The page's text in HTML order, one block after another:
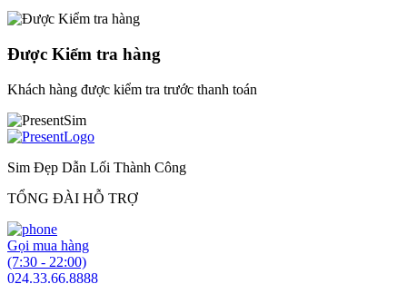
Được Kiểm tra hàng
Khách hàng được kiểm tra trước thanh toán
Sim Đẹp Dẫn Lối Thành Công
TỔNG ĐÀI HỖ TRỢ
Gọi mua hàng
(7:30 - 22:00)
024.33.66.8888